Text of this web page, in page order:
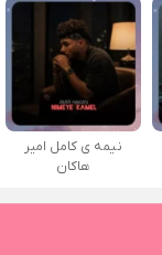
نیمه ی کامل امیر
هاکان